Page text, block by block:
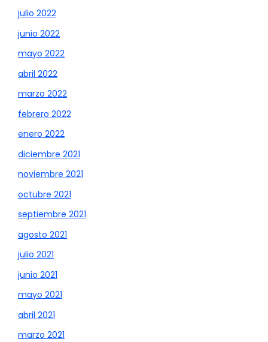
julio 2022
junio 2022
mayo 2022
abril 2022
marzo 2022
febrero 2022
enero 2022
diciembre 2021
noviembre 2021
octubre 2021
septiembre 2021
agosto 2021
julio 2021
junio 2021
mayo 2021
abril 2021
marzo 2021